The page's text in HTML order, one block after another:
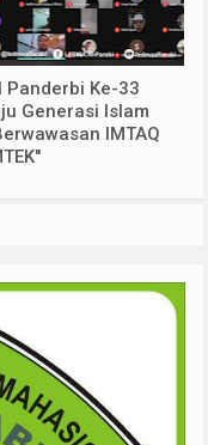
Panderbi Ke-33
Generasi Islam
IMTAQ